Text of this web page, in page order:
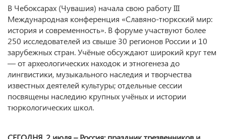
В Чебоксарах (Чувашия) начала свою работу III
Международная конференция «Славяно-тюркский мир:
история и современность». В форуме участвуют более
250 исследователей из свыше 30 регионов России и 10
зарубежных стран. Учёные обсуждают широкий круг тем
— от археологических находок и этногенеза до
лингвистики, музыкального наследия и творчества
известных деятелей культуры; отдельные сессии
посвящены наследию крупных учёных и истории
тюркологических школ.